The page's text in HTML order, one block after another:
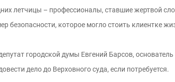
летчицы – профессионалы, ставшие жертвой
безопасности, которое могло стоить клиентке
городской думы Евгений Барсов,
дело до Верховного суда, если потребуется.